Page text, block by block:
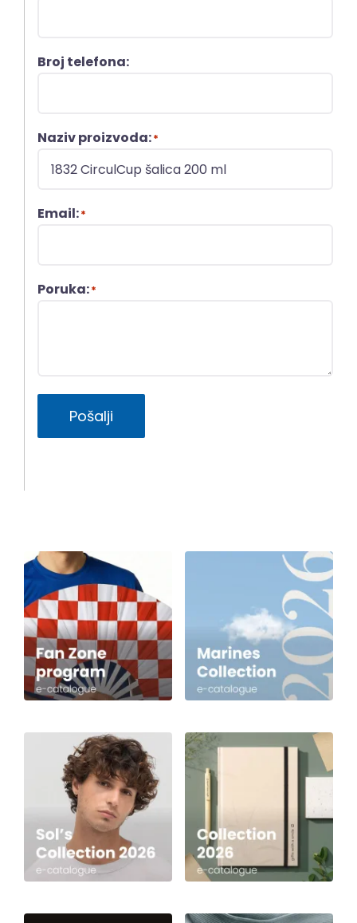
Broj telefona:
Naziv proizvoda:*
Email:*
Poruka:*
Pošalji